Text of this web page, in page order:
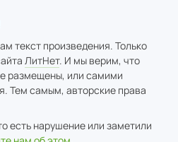
текст произведения. Только
ЛитНет. И мы верим, что
размещены, или самими
Тем самым, авторские права
есть нарушение или заметили